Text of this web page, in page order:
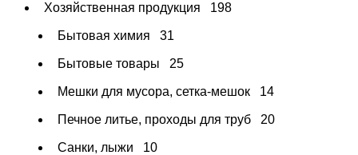
Хозяйственная продукция 198
Бытовая химия 31
Бытовые товары 25
Мешки для мусора, сетка-мешок 14
Печное литье, проходы для труб 20
Санки, лыжи 10